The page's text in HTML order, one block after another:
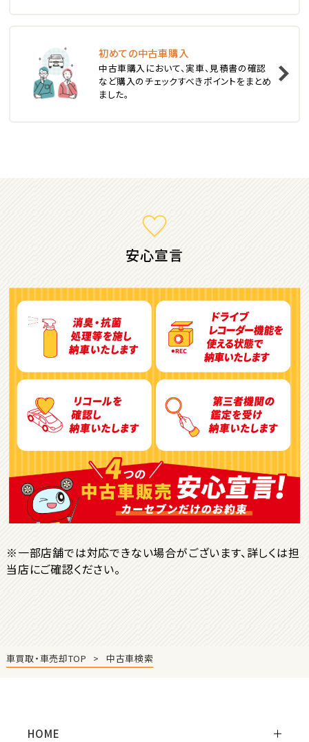
3位
トヨタ
カローラフィールダー
2
アルファード
位
トヨタ
ヴォクシー
ＳＵＶ・クロカン
1 位
トヨタ
ヤリスクロス
初めての中古車購入
中古車購入において、実車、見積書の確認
など購入のチェックすべきポイントをまとめ
ました。
安心宣言
※一部店舗では対応できない場合がございます、詳しくは担
当店にご確認ください。
車買取・車売却TOP 中古車検索
HOME